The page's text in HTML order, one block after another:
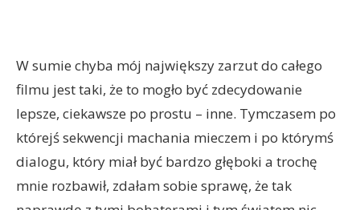
W sumie chyba mój największy zarzut do całego
filmu jest taki, że to mogło być zdecydowanie
lepsze, ciekawsze po prostu – inne. Tymczasem po
którejś sekwencji machania mieczem i po którymś
dialogu, który miał być bardzo głęboki a trochę
mnie rozbawił, zdałam sobie sprawę, że tak